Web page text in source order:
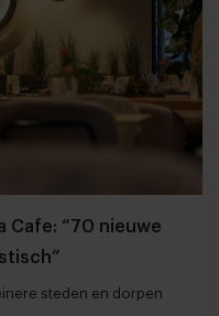
Cafe: “70 nieuwe
steden en dorpen